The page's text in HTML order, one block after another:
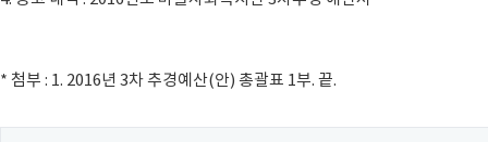
* 첨부 : 1. 2016년 3차 추경예산(안) 총괄표 1부. 끝.